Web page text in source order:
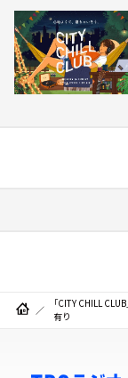
「CITY CHILL
有り